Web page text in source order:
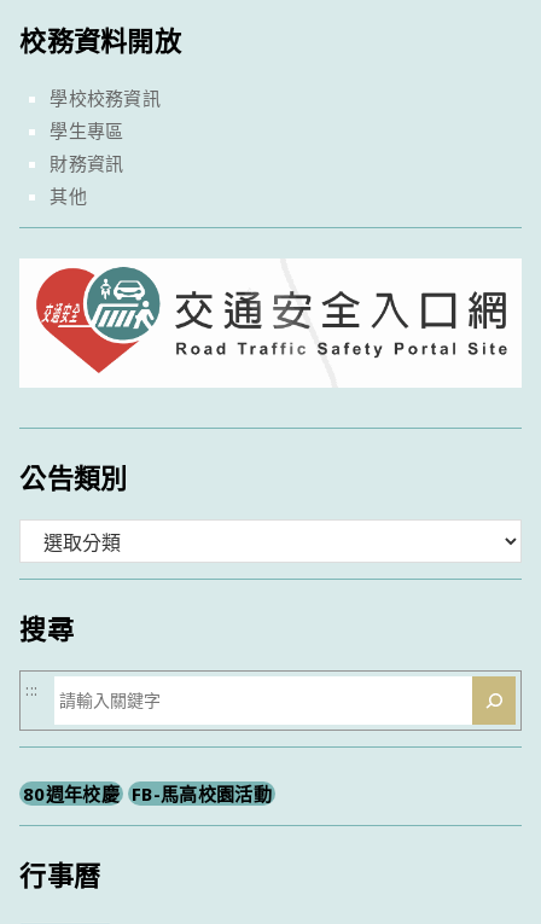
校務資料開放
學校校務資訊
學生專區
財務資訊
其他
公告類別
類
搜尋
搜
尋
:::
80週年校慶 FB-馬高校園活動
行事曆